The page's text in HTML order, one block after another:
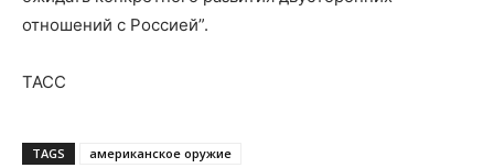
отношений с Россией”.
ТАСС
TAGS американское оружие